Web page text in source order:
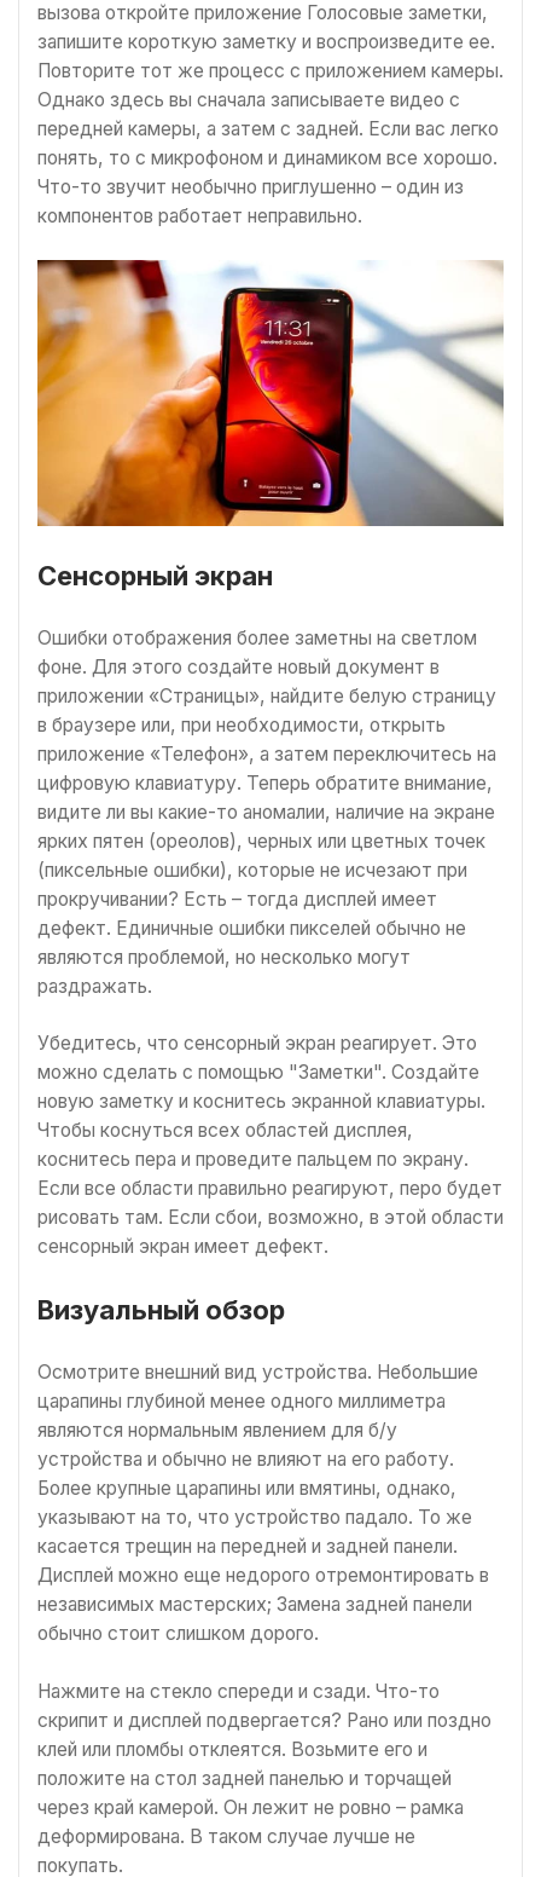
вызова откройте приложение Голосовые заметки,
запишите короткую заметку и воспроизведите ее.
Повторите тот же процесс с приложением камеры.
Однако здесь вы сначала записываете видео с
передней камеры, а затем с задней. Если вас легко
понять, то с микрофоном и динамиком все хорошо.
Что-то звучит необычно приглушенно – один из
компонентов работает неправильно.
Сенсорный экран
Ошибки отображения более заметны на светлом
фоне. Для этого создайте новый документ в
приложении «Страницы», найдите белую страницу
в браузере или, при необходимости, открыть
приложение «Телефон», а затем переключитесь на
цифровую клавиатуру. Теперь обратите внимание,
видите ли вы какие-то аномалии, наличие на экране
ярких пятен (ореолов), черных или цветных точек
(пиксельные ошибки), которые не исчезают при
прокручивании? Есть – тогда дисплей имеет
дефект. Единичные ошибки пикселей обычно не
являются проблемой, но несколько могут
раздражать.
Убедитесь, что сенсорный экран реагирует. Это
можно сделать с помощью "Заметки". Создайте
новую заметку и коснитесь экранной клавиатуры.
Чтобы коснуться всех областей дисплея,
коснитесь пера и проведите пальцем по экрану.
Если все области правильно реагируют, перо будет
рисовать там. Если сбои, возможно, в этой области
сенсорный экран имеет дефект.
Визуальный обзор
Осмотрите внешний вид устройства. Небольшие
царапины глубиной менее одного миллиметра
являются нормальным явлением для б/у
устройства и обычно не влияют на его работу.
Более крупные царапины или вмятины, однако,
указывают на то, что устройство падало. То же
касается трещин на передней и задней панели.
Дисплей можно еще недорого отремонтировать в
независимых мастерских; Замена задней панели
обычно стоит слишком дорого.
Нажмите на стекло спереди и сзади. Что-то
скрипит и дисплей подвергается? Рано или поздно
клей или пломбы отклеятся. Возьмите его и
положите на стол задней панелью и торчащей
через край камерой. Он лежит не ровно – рамка
деформирована. В таком случае лучше не
покупать.